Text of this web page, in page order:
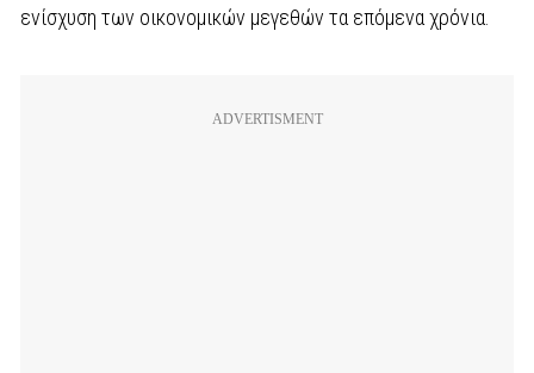
ενίσχυση των οικονομικών μεγεθών τα επόμενα χρόνια.